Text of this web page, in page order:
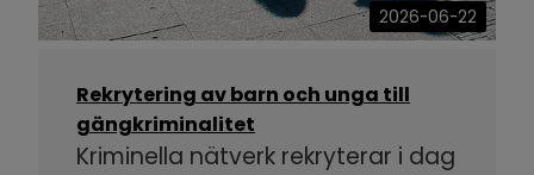
2026-06-22
Rekrytering av barn och unga till
gängkriminalitet
Kriminella nätverk rekryterar i dag